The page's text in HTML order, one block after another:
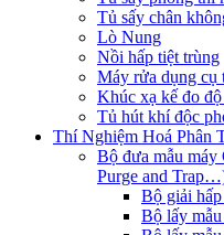
Tủ sấy chân
Lò Nung
Nồi hấp tiệt trùng
Máy rửa dụng cụ
Khúc xạ kế đo
Tủ hút khí độc
Thí Nghiệm Hoá Phân
Bộ đưa mẫu
Purge and
Bộ giải
Bộ lấy